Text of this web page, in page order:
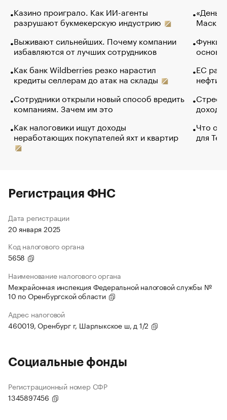
Казино проиграло. Как ИИ-агенты
разрушают букмекерскую индустрию
Выживают сильнейших. Почему компании
избавляются от лучших сотрудников
Как банк Wildberries резко нарастил
кредиты селлерам до атак на склады
Сотрудники открыли новый способ вредить
компаниям. Зачем им это
Как налоговики ищут доходы
неработающих покупателей яхт и квартир
Маск в
основ
ЕС
нефти
Что
для
Регистрация ФНС
Дата регистрации
20 января 2025
Код налогового органа
5658
Наименование налогового органа
Межрайонная инспекция Федеральной налоговой службы №
10 по Оренбургской области
Адрес налоговой
460019, Оренбург г, Шарлыкское ш, д 1/2
Социальные фонды
Регистрационный номер СФР
1345897456